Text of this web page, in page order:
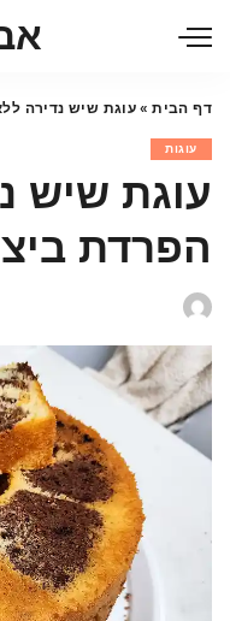
דף הבית» עוגת שיש נדירה ללא
עוגות
עוגת שיש
הפרדת ביצים